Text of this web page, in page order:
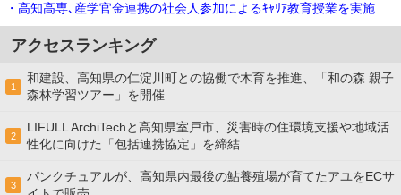
・高知高専､産学官金連携の社会⼈参加によるｷｬﾘｱ教育授業を実施
アクセスランキング
1
和建設、高知県の仁淀川町との協働で木育を推進、「和の森 親子
森林学習ツアー」を開催
2
LIFULL ArchiTechと高知県室戸市、災害時の住環境支援や地域活
性化に向けた「包括連携協定」を締結
3
パンクチュアルが、高知県内最後の鮎養殖場が育てたアユをECサ